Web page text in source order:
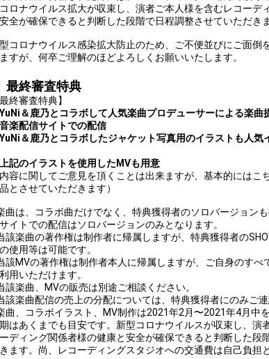
ロナウイルス拡大が収束し、演者ご本人様を含むレコーデ
全が確保できると判断した段階で日程調整させていただきま
コロナウイルス感染拡大防止のため、ご不便並びにご面倒
すが、何卒ご理解のほどよろしくお願いいたします。
最終審査特典
最終審査特典】
YuNi＆鹿乃とコラボして人気楽曲プロデューサーによる楽曲
音楽配信サイトでの配信
YuNi＆鹿乃とコラボしたジャケット写真用のイラストも人気
上記のイラストを使用したMVも用意
内容に関してご意見を頂くことは出来ますが、基本的にはこ
とさせていただきます）
曲は、コラボ曲だけでなく、特典獲得者のソロバージョン
イトでの配信はソロバージョンのみとなります。
該楽曲の著作権は制作者に帰属しますが、特典獲得者の
使用等は可能です。
該MVの著作権は制作者本人に帰属しますが、ご自身のすべ
用いただけます。
該楽曲、MVの販売は別途ご相談ください。
該楽曲配信の売上の分配については、特典獲得者にのみご連
曲、コラボイラスト、MV制作は2021年2月〜2021年4月中
はあくまでも目安です。新型コロナウイルスが収束し、演
ディング関係者様の健康と安全が確保できると判断した段
ます。尚、レコーディングスタジオへの交通費は自己負担